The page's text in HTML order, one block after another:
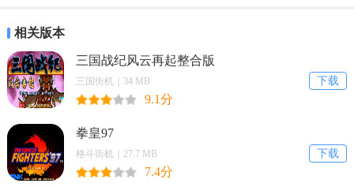
相关版本
三国战纪风云再起整合版
下载
三国街机｜34 MB
9.1分
拳皇97
下载
格斗街机｜27.7 MB
7.4分